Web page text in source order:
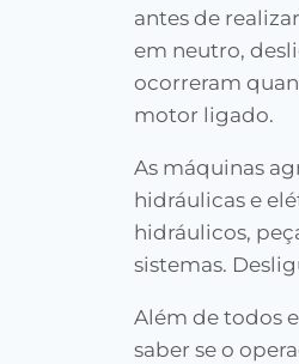
antes de
em neutro,
ocorreram
motor ligado.
As máquinas
hidráulicas e
hidráulicos,
sistemas.
Além de todos
saber se o